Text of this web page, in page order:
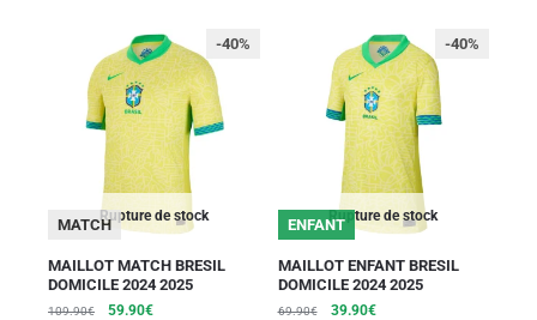
Rupture de stock
-40%
MATCH
MAILLOT MATCH BRESIL
DOMICILE 2024 2025
109.90€ 59.90€
Rupture de stock
-40%
ENFANT
MAILLOT ENFANT BRESIL
DOMICILE 2024 2025
69.90€ 39.90€